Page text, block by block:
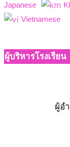
Japanese
Vietnamese
ผู้บริหารโรงเรียน
ผู้อ